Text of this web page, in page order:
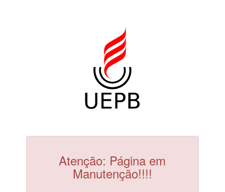
Atenção: Página em
Manutenção!!!!